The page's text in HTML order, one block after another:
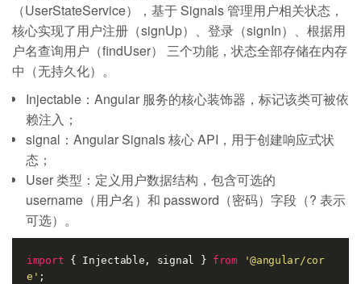
（UserStateService），基于 Signals 管理用户相关状态，
核心实现了用户注册（signUp）、登录（signIn）、根据用
户名查询用户（findUser） 三个功能，状态全部存储在内存
中（无持久化）。
Injectable：Angular 服务的核心装饰器，标记该类可被依
赖注入；
signal：Angular Signals 核心 API，用于创建响应式状
态；
User 类型：定义用户数据结构，包含可选的
username（用户名）和 password（密码）字段（? 表示
可选）。
import { Injectable, signal } from
'@angular/cor
e' ;